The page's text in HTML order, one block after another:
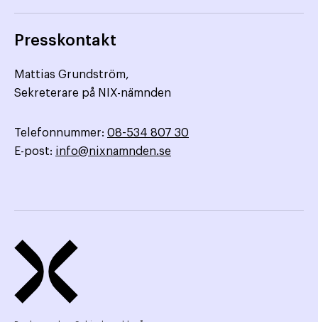
Presskontakt
Mattias Grundström,
Sekreterare på NIX-nämnden
Telefonnummer: 08-534 807 30
E-post: info@nixnamnden.se